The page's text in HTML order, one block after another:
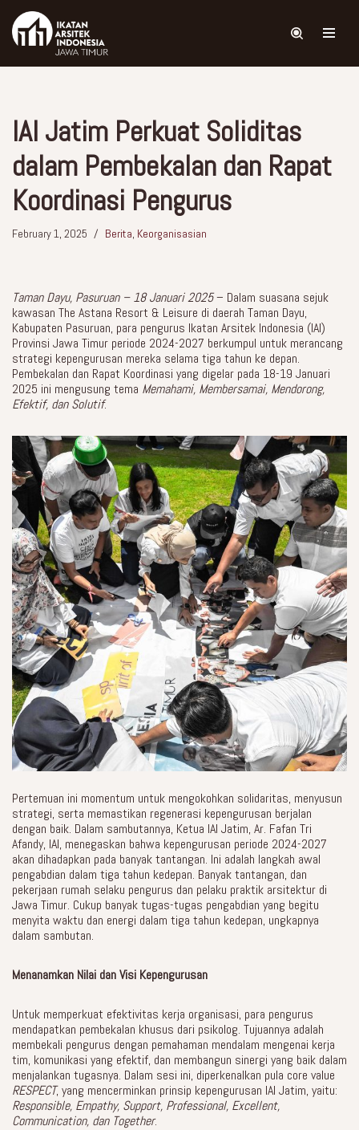
Skip
content
IAI Jatim Perkuat Soliditas
dalam Pembekalan dan Rapat
Koordinasi Pengurus
February 1, 2025 Berita, Keorganisasian
Taman Dayu, Pasuruan – 18 Januari 2025– Dalam suasana sejuk
kawasan The Astana Resort & Leisure di daerah Taman Dayu,
Kabupaten Pasuruan, para pengurus Ikatan Arsitek Indonesia (IAI)
Provinsi Jawa Timur periode 2024-2027 berkumpul untuk merancang
strategi kepengurusan mereka selama tiga tahun ke depan.
Pembekalan dan Rapat Koordinasi yang digelar pada 18-19 Januari
2025 ini mengusung tema Memahami, Membersamai, Mendorong,
Efektif, dan Solutif.
Pertemuan ini momentum untuk mengokohkan solidaritas, menyusun
strategi, serta memastikan regenerasi kepengurusan berjalan
dengan baik. Dalam sambutannya, Ketua IAI Jatim, Ar. Fafan Tri
Afandy, IAI, menegaskan bahwa kepengurusan periode 2024-2027
akan dihadapkan pada banyak tantangan. Ini adalah langkah awal
pengabdian dalam tiga tahun kedepan. Banyak tantangan, dan
pekerjaan rumah selaku pengurus dan pelaku praktik arsitektur di
Jawa Timur. Cukup banyak tugas-tugas pengabdian yang begitu
menyita waktu dan energi dalam tiga tahun kedepan, ungkapnya
dalam sambutan.
Menanamkan Nilai dan Visi Kepengurusan
Untuk memperkuat efektivitas kerja organisasi, para pengurus
mendapatkan pembekalan khusus dari psikolog. Tujuannya adalah
membekali pengurus dengan pemahaman mendalam mengenai kerja
tim, komunikasi yang efektif, dan membangun sinergi yang baik dalam
menjalankan tugasnya. Dalam sesi ini, diperkenalkan pula core value
RESPECT, yang mencerminkan prinsip kepengurusan IAI Jatim, yaitu:
Responsible, Empathy, Support, Professional, Excellent,
Communication, dan Together.